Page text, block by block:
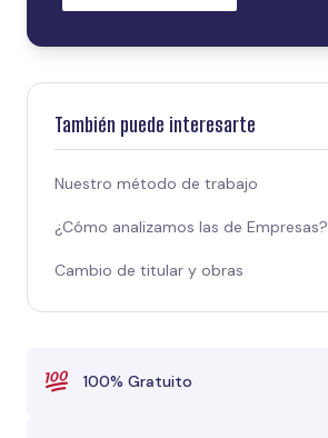
También puede interesarte
Nuestro método de trabajo
¿Cómo analizamos las de Empresas?
Cambio de titular y obras
100% Gratuito